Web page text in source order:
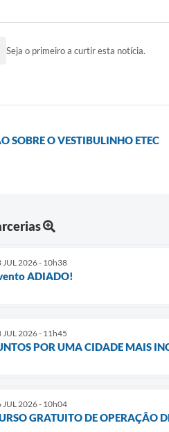
Seja o primeiro a curtir esta notícia.
SOBRE O VESTIBULINHO ETEC
JUL 2026 - 10h38
ADIADO!
JUL 2026 - 11h45
POR UMA CIDADE MAIS
JUL 2026 - 10h04
GRATUITO DE OPERAÇÃO